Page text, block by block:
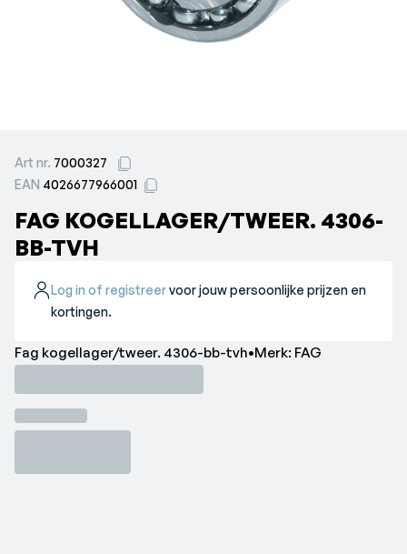
Art nr. 7000327
EAN 4026677966001
FAG KOGELLAGER/TWEER. 4306-
BB-TVH
Log in of registreervoor jouw persoonlijke prijzen en
kortingen.
Fag kogellager/tweer. 4306-bb-tvh•Merk: FAG